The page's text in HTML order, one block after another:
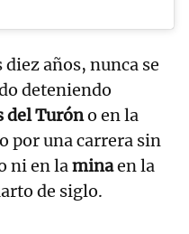
diez años, nunca se
deteniendo
del Turóno en la
por una carrera sin
ni en laminaen la
de siglo.